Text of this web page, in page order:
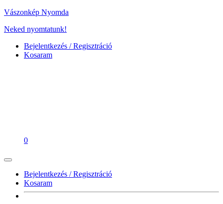
Vászonkép Nyomda
Neked nyomtatunk!
Bejelentkezés / Regisztráció
Kosaram
0
Bejelentkezés / Regisztráció
Kosaram